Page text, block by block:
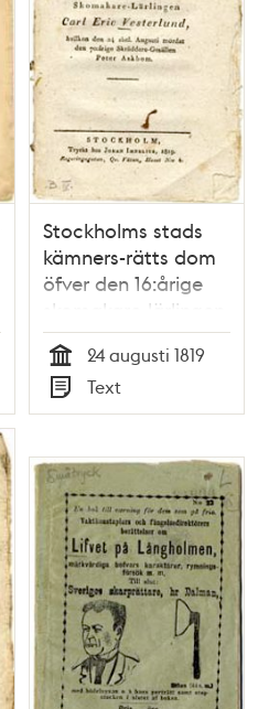
Stockholms stads
kämners-rätts dom
öfver den 16:årige
skomakare-lärlingen
Carl Eric Vesterlund,
hvilken den 24 sistl.
augusti mördat den
70-årige skräddare-
Askbom.
Tid
24 augusti 1819
Typ
Text